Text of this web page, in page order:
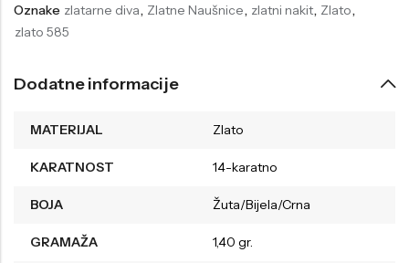
Oznake zlatarne diva, Zlatne Naušnice, zlatni nakit, Zlato,
zlato 585
Dodatne informacije
MATERIJAL Zlato
KARATNOST 14-karatno
BOJA Žuta/Bijela/Crna
GRAMAŽA 1,40 gr.
Festina
Wesse
Diesel
Lotus